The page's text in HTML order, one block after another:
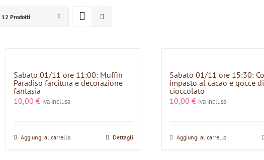
12 Prodotti
Sabato 01/11 ore 11:00: Muffin
Paradiso farcitura e decorazione
fantasia
10,00 € iva inclusa
Aggiungi al carrello Dettagli
Sabato 01/11 ore 15:30:
impasto al cacao e gocce di
cioccolato
10,00 € iva inclusa
Aggiungi al carrello